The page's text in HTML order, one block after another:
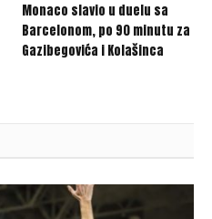
Monaco slavio u duelu sa
Barcelonom, po 90 minutu za
Gazibegovića i Kolašinca